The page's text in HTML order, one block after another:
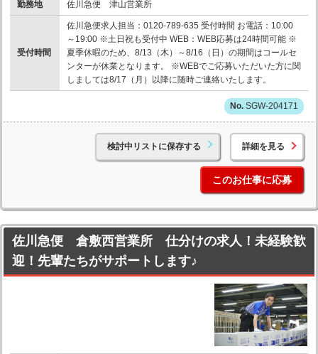
勤務地 佐川急便 津山営業所
受付時間
佐川急便求人担当：0120-789-635 受付時間 お電話：10:00
～19:00 ※土日祝も受付中 WEB：WEB応募は24時間可能 ※
夏季休暇のため、8/13（木）～8/16（日）の期間はコールセ
ンターが休業となります。 ※WEBでご応募いただいた方に関
しましては8/17（月）以降に随時ご連絡いたします。
SGW-204171
検討中リストに保存する 詳細を見る
このお仕事に応募
佐川急便 倉敷西営業所 仕分けの求人！未経験歓
迎！先輩たちがサポートします♪